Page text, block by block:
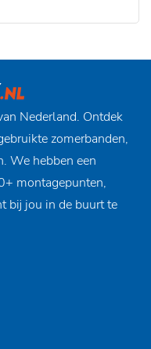
Nederland. Ontdek
zomerbanden,
We hebben een
montagepunten,
bij jou in de buurt te